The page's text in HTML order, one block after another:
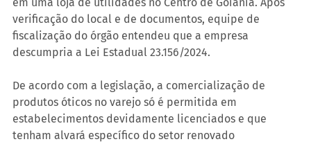
verificação do local e de documentos, equipe de
fiscalização do órgão entendeu que a empresa
descumpria a Lei Estadual 23.156/2024.
De acordo com a legislação, a comercialização de
produtos óticos no varejo só é permitida em
estabelecimentos devidamente licenciados e que
tenham alvará específico do setor renovado